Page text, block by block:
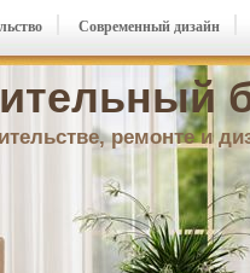
ремонте и
Современный дизайн